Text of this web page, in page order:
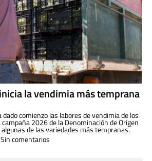
la vendimia más temprana
comienzo las labores de vendimia de los
2026 de la Denominación de Origen
de las variedades más tempranas.
Sin comentarios